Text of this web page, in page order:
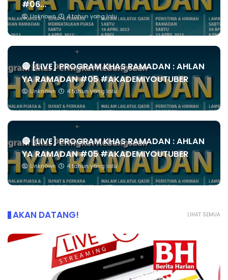
#06...
Unknown 4 tahun yang lalu
🔴 [LIVE] PROGRAM KHAS RAMADAN : AHLAN
YA RAMADAN #05 #AKADEMIYOUTUBER
Unknown 4 tahun yang lalu
🔴 [LIVE] PROGRAM KHAS RAMADAN : AHLAN
YA RAMADAN #05 #AKADEMIYOUTUBER
Unknown 4 tahun yang lalu
LIHAT SEMUA
AKAN DATANG!